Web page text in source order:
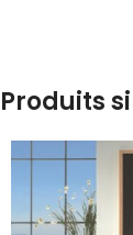
Produits